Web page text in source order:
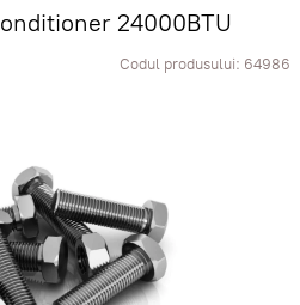
24000BTU
Codul produsului: 64986